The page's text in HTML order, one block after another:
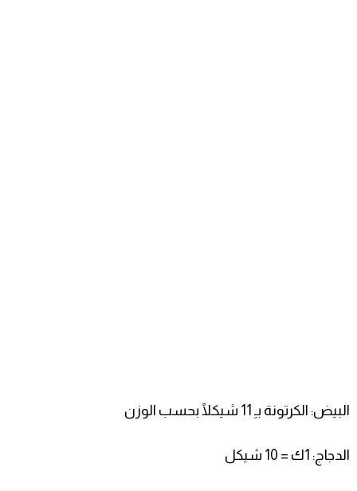
البيض: الكرتونة بـِ 11 شيكلًا بحسب الوزن
الدجاج: 1ك = 10 شيكل